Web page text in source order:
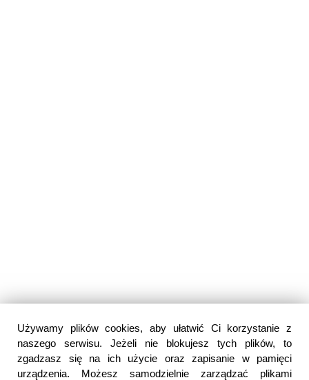
Używamy plików cookies, aby ułatwić Ci korzystanie z
naszego serwisu. Jeżeli nie blokujesz tych plików, to
zgadzasz się na ich użycie oraz zapisanie w pamięci
urządzenia. Możesz samodzielnie zarządzać plikami